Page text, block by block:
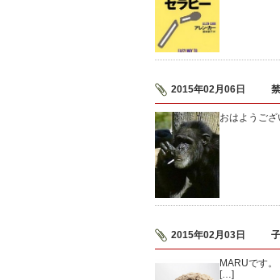
2015年02月06日
おはようご
2015年02月03日
MARUです
[…]